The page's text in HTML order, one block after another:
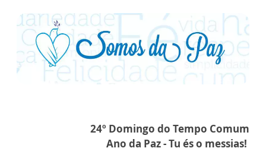
24º Domingo do Tempo Comum
Ano da Paz - Tu és o messias!